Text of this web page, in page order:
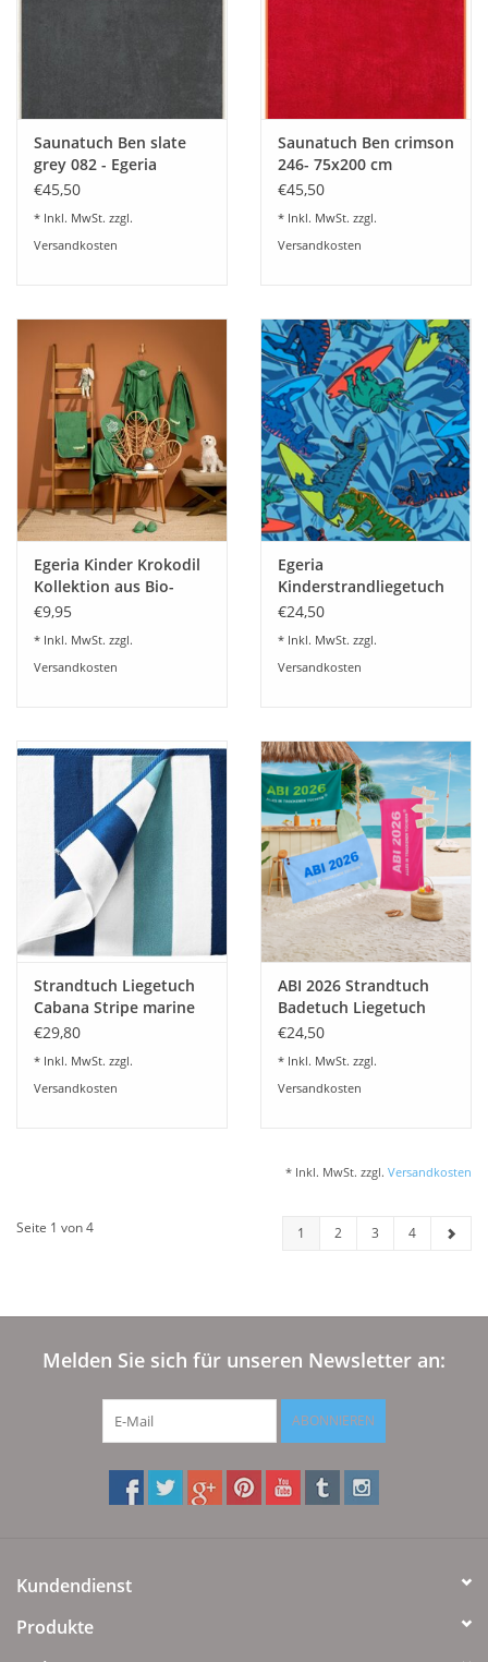
Saunatuch Ben slate
grey 082 - Egeria
€45,50
* Inkl. MwSt. zzgl.
Versandkosten
Saunatuch Ben crimson
246- 75x200 cm
€45,50
* Inkl. MwSt. zzgl.
Versandkosten
Egeria Kinder Krokodil
Kollektion aus Bio-
Baumwolle
€9,95
* Inkl. MwSt. zzgl.
Versandkosten
Egeria
Kinderstrandliegetuch
"T-Rex" 75x150cm
€24,50
* Inkl. MwSt. zzgl.
Versandkosten
Strandtuch Liegetuch
Cabana Stripe marine
90x180cm
€29,80
* Inkl. MwSt. zzgl.
Versandkosten
ABI 2026 Strandtuch
Badetuch Liegetuch
Abituch
€24,50
* Inkl. MwSt. zzgl.
Versandkosten
* Inkl. MwSt. zzgl. Versandkosten
Seite 1 von 4 1 2 3 4
Melden Sie sich für unseren Newsletter an:
ABONNIEREN
Kundendienst
Produkte